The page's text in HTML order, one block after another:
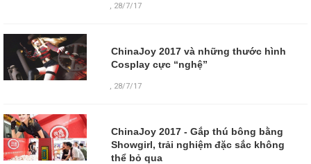
28/7/17
ChinaJoy 2017 và những thước hình
Cosplay cực “nghệ”
, 28/7/17
ChinaJoy 2017 - Gắp thú bông bằng
Showgirl, trải nghiệm đặc sắc không
thể bỏ qua